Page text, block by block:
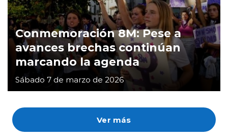
Ver más
Conmemoración 8M: Pese a
avances brechas continúan
marcando la agenda
Sábado 7 de marzo de 2026